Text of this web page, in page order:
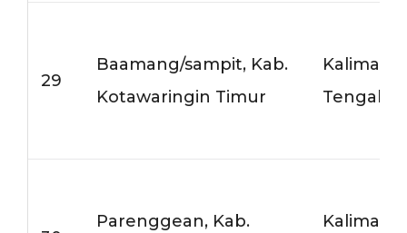
29
Baamang/sampit, Kab.
Kotawaringin Timur
Tengah
Parenggean, Kab.